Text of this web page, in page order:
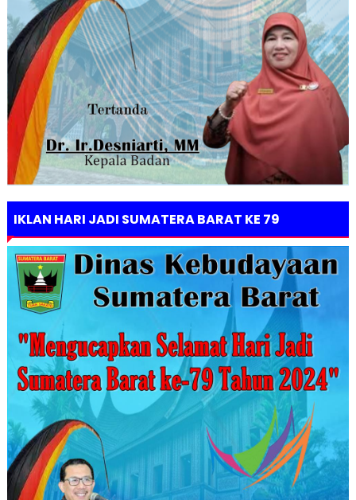
IKLAN HARI JADI SUMATERA BARAT KE 79